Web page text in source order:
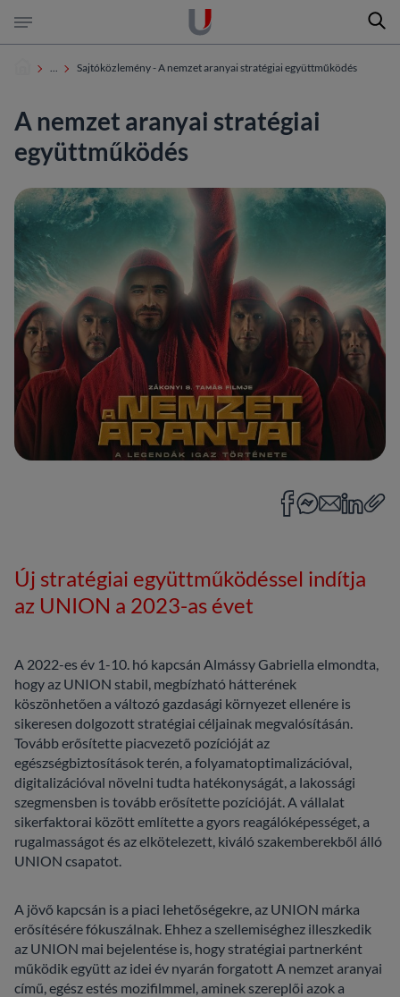
Ugrás a tartalomra
Ugrás a láblécre
keresés az oldalon
keresés a dokumentumokban
Sajtóközlemény - A nemzet aranyai stratégiai együttműködés
A nemzet aranyai stratégiai
együttműködés
Új stratégiai együttműködéssel indítja
az UNION a 2023-as évet
A 2022-es év 1-10. hó kapcsán Almássy Gabriella elmondta,
hogy az UNION stabil, megbízható hátterének
köszönhetően a változó gazdasági környezet ellenére is
sikeresen dolgozott stratégiai céljainak megvalósításán.
Tovább erősítette piacvezető pozícióját az
egészségbiztosítások terén, a folyamatoptimalizációval,
digitalizációval növelni tudta hatékonyságát, a lakossági
szegmensben is tovább erősítette pozícióját. A vállalat
sikerfaktorai között említette a gyors reagálóképességet, a
rugalmasságot és az elkötelezett, kiváló szakemberekből álló
UNION csapatot.
A jövő kapcsán is a piaci lehetőségekre, az UNION márka
erősítésére fókuszálnak. Ehhez a szellemiséghez illeszkedik
az UNION mai bejelentése is, hogy stratégiai partnerként
működik együtt az idei év nyarán forgatott A nemzet aranyai
című, egész estés mozifilmmel, aminek szereplői azok a